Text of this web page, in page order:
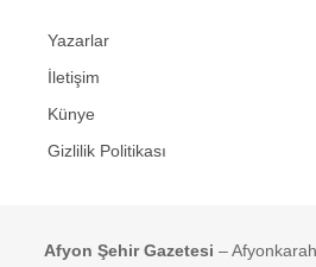
Yazarlar
İletişim
Künye
Gizlilik Politikası
Afyon Şehir Gazetesi –